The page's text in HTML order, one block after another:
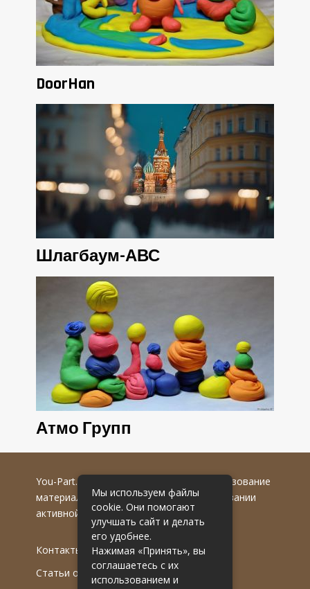
DoorHan
Шлагбаум-АВС
Атмо Групп
You-Part.ru
© 2016-2022 гг. Любое использование
материалов допускается только при указании
активной гиперссылки на первоисточник.
Контакты
Статьи от эксперта
Мы используем файлы
cookie. Они помогают
улучшать сайт и делать
его удобнее.
Нажимая «Принять», вы
соглашаетесь с их
использованием и